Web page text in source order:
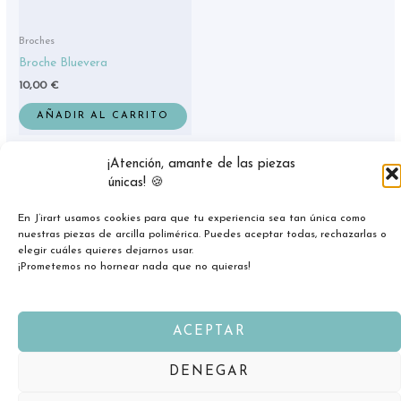
¡Atención, amante de las piezas
únicas! 🍪
En J’irart usamos cookies para que tu experiencia sea tan única como
nuestras piezas de arcilla polimérica. Puedes aceptar todas, rechazarlas o
elegir cuáles quieres dejarnos usar.
¡Prometemos no hornear nada que no quieras!
ACEPTAR
DENEGAR
Broches
Broche Bluevera
10,00 €
AÑADIR AL CARRITO
Copyright © 2026 jirart.com